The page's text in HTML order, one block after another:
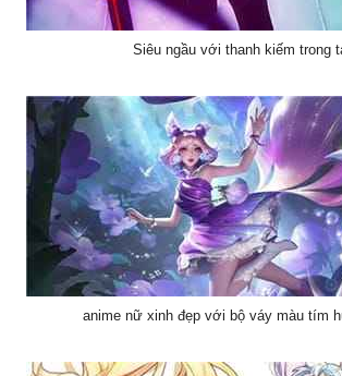
Siêu ngầu với thanh kiếm trong
anime nữ xinh đẹp với bộ váy màu tím